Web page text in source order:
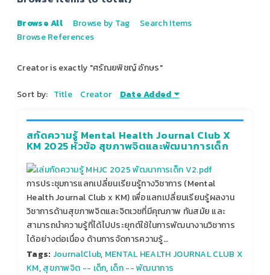
Browse All Browse by Tag
Search Items
Browse References
Creator is exactly "ศรัณยพิชญ์ อักษร"
Sort by: Title Creator Date Added
สกัดความรู้ Mental Health Journal Club X
KM 2025 หัวข้อ สุขภาพจิตและพัฒนาการเด็ก
การประชุมการแลกเปลี่ยนเรียนรู้ทางวิชาการ (Mental
Health Journal Club x KM) เพื่อแลกเปลี่ยนเรียนรู้ผลงาน
วิชาการด้านสุขภาพจิตและจิตเวชที่มีคุณภาพ ทันสมัย และ
สามารถนำความรู้ที่ได้ไปประยุกต์ใช้ในการพัฒนางานวิชาการ
ได้อย่างต่อเนื่อง ด้านการจัดการความรู้…
Tags: JournalClub, MENTAL HEALTH JOURNAL CLUB X
KM,สุขภาพจิต -- เด็ก, เด็ก -- พัฒนาการ